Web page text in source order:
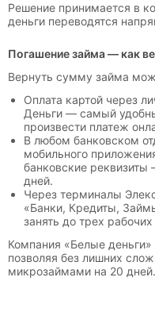
Решение принимается в
деньги переводятся
Погашение займа — как
Вернуть сумму займа
Оплата картой через
Деньги — самый
произвести платеж
В любом банковском
мобильного
банковские реквизиты
дней.
Через терминалы
«Банки, Кредиты,
занять до трех
Компания «Белые
позволяя без лишних
микрозаймами на 20 дней.